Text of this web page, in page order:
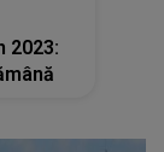
2023: